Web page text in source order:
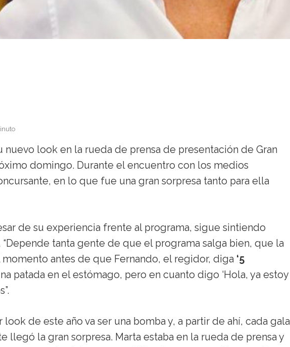
nuevo look en la rueda de prensa de presentación de Gran
domingo. Durante el encuentro con los medios
en lo que fue una gran sorpresa tanto para ella
de su experiencia frente al programa, sigue sintiendo
tanta gente de que el programa salga bien, que la
antes de que Fernando, el regidor, diga ‘5
patada en el estómago, pero en cuanto digo ‘Hola, ya estoy
de este año va ser una bomba y, a partir de ahí, cada gala
llegó la gran sorpresa. Marta estaba en la rueda de prensa y